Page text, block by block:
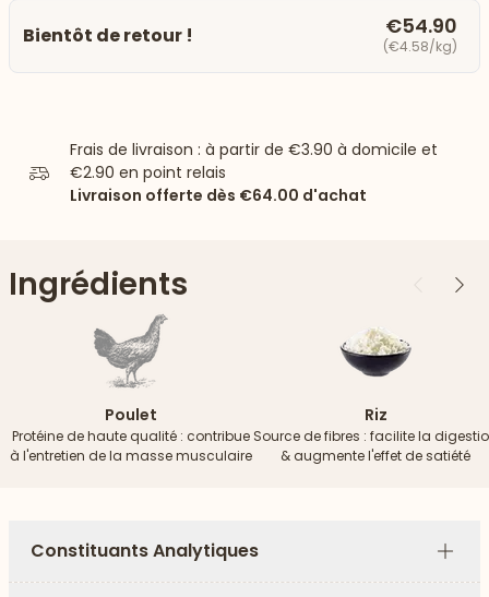
Bientôt de retour ! €54.90
(€4.58/kg)
Frais de livraison : à partir de €3.90 à domicile et
€2.90 en point relais
Livraison offerte dès €64.00 d'achat
Ingrédients Précédent
Poulet
Protéine de haute qualité : contribue
à l'entretien de la masse musculaire
Riz
Source de fibres : facilite la
& augmente l'effet de satiété
Constituants Analytiques
Plus